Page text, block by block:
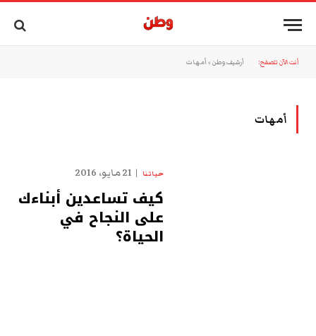
أنت الآن تتصفح: أرشيف وطن » أمهات
أمهات
حياتنا 21 مايو، 2016
كيف تساعدين أبناءك
على النجاح في
الحياة؟